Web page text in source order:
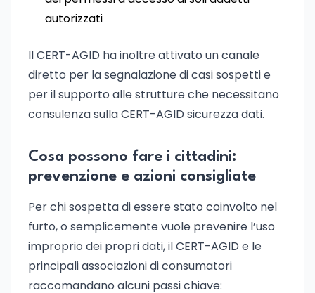
autorizzati
Il CERT-AGID ha inoltre attivato un canale
diretto per la segnalazione di casi sospetti e
per il supporto alle strutture che necessitano
consulenza sulla CERT-AGID sicurezza dati.
Cosa possono fare i cittadini:
prevenzione e azioni consigliate
Per chi sospetta di essere stato coinvolto nel
furto, o semplicemente vuole prevenire l’uso
improprio dei propri dati, il CERT-AGID e le
principali associazioni di consumatori
raccomandano alcuni passi chiave: